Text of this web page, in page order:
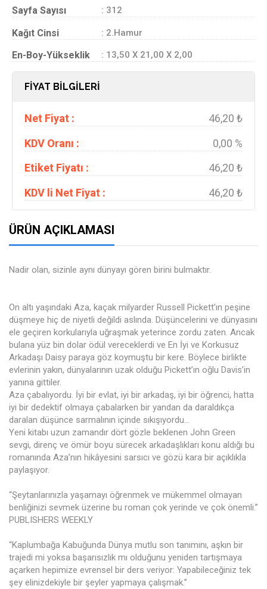
Sayfa Sayısı : 312
Kağıt Cinsi : 2.Hamur
En-Boy-Yükseklik : 13,50 X 21,00 X 2,00
FİYAT BİLGİLERİ
Net Fiyat :
46,20 ₺
KDV Oranı :
0,00 %
Etiket Fiyatı :
46,20 ₺
KDV li Net Fiyat :
46,20 ₺
ÜRÜN AÇIKLAMASI
Nadir olan, sizinle aynı dünyayı gören birini bulmaktır.
On altı yaşındaki Aza, kaçak milyarder Russell Pickett’ın peşine
düşmeye hiç de niyetli değildi aslında. Düşüncelerini ve dünyasını
ele geçiren korkularıyla uğraşmak yeterince zordu zaten. Ancak
bulana yüz bin dolar ödül vereceklerdi ve En İyi ve Korkusuz
Arkadaşı Daisy paraya göz koymuştu bir kere. Böylece birlikte
evlerinin yakın, dünyalarının uzak olduğu Pickett’ın oğlu Davis’in
yanına gittiler.
Aza çabalıyordu. İyi bir evlat, iyi bir arkadaş, iyi bir öğrenci, hatta
iyi bir dedektif olmaya çabalarken bir yandan da daraldıkça
daralan düşünce sarmalının içinde sıkışıyordu…
Yeni kitabı uzun zamandır dört gözle beklenen John Green
sevgi, direnç ve ömür boyu sürecek arkadaşlıkları konu aldığı bu
romanında Aza’nın hikâyesini sarsıcı ve gözü kara bir açıklıkla
paylaşıyor.
“Şeytanlarınızla yaşamayı öğrenmek ve mükemmel olmayan
benliğinizi sevmek üzerine bu roman çok yerinde ve çok önemli.”
PUBLISHERS WEEKLY
“Kaplumbağa Kabuğunda Dünya mutlu son tanımını, aşkın bir
trajedi mi yoksa başarısızlık mı olduğunu yeniden tartışmaya
açarken hepimize evrensel bir ders veriyor: Yapabileceğiniz tek
şey elinizdekiyle bir şeyler yapmaya çalışmak.”